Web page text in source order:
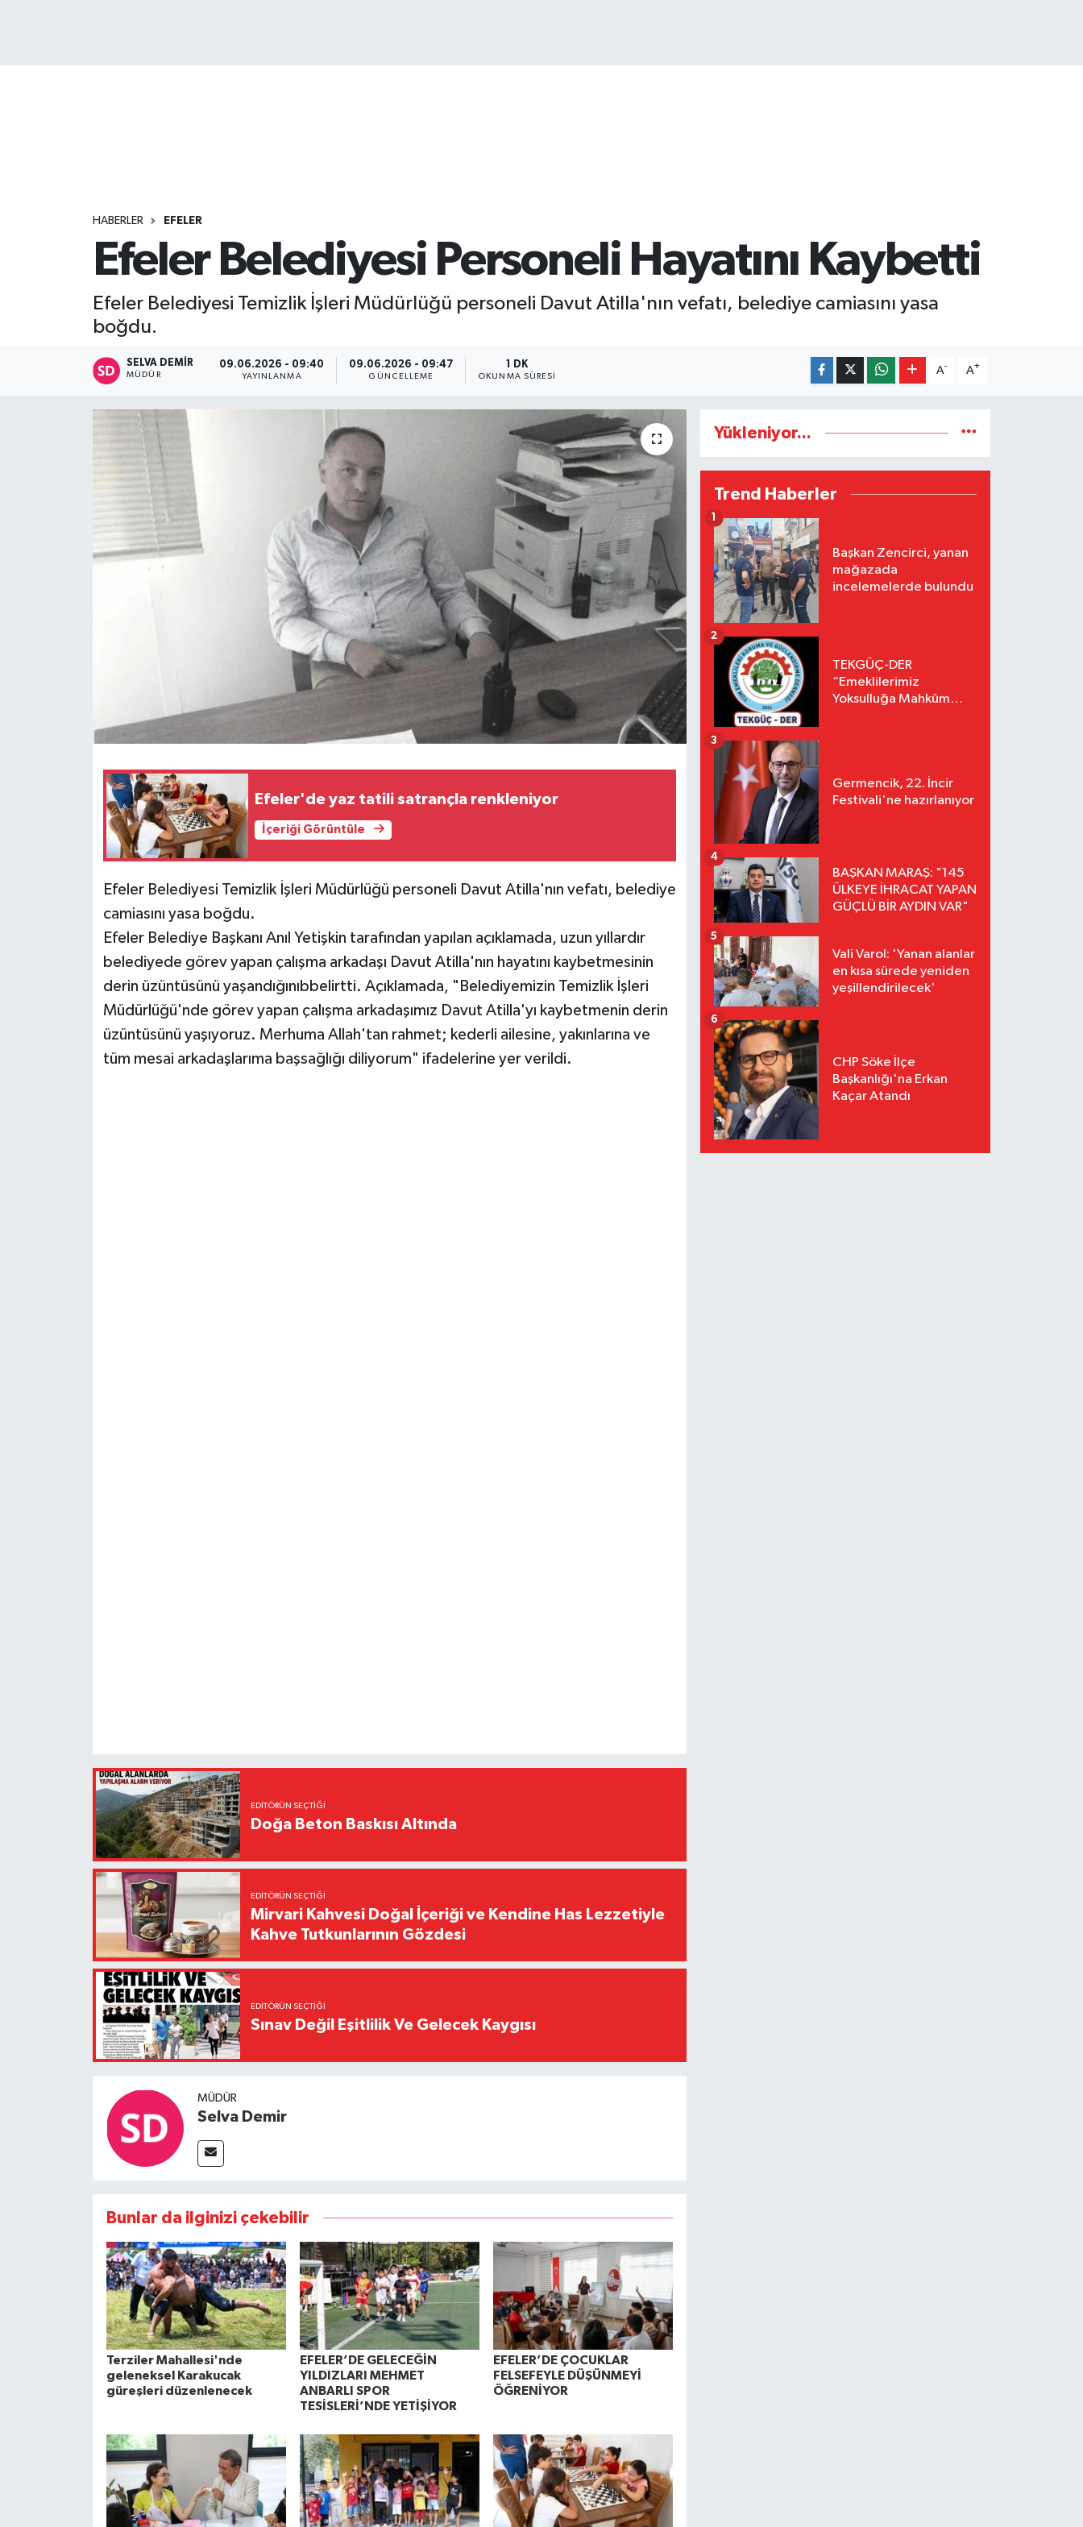
HABERLER EFELER
Efeler Belediyesi Personeli Hayatını Kaybetti
Efeler Belediyesi Temizlik İşleri Müdürlüğü personeli Davut Atilla'nın vefatı, belediye camiasını yasa
boğdu.
SELVA DEMIR
MÜDÜR
09.06.2026 - 09:40
YAYINLANMA
09.06.2026 - 09:47
GÜNCELLEME
1 DK
OKUNMA SÜRESI
A- A+
Efeler'de yaz tatili satrançla renkleniyor
İçeriği Görüntüle
Efeler Belediyesi Temizlik İşleri Müdürlüğü personeli Davut Atilla'nın vefatı, belediye
camiasını yasa boğdu.
Efeler Belediye Başkanı Anıl Yetişkin tarafından yapılan açıklamada, uzun yıllardır
belediyede görev yapan çalışma arkadaşı Davut Atilla'nın hayatını kaybetmesinin
derin üzüntüsünü yaşandığınıbbelirtti. Açıklamada, "Belediyemizin Temizlik İşleri
Müdürlüğü'nde görev yapan çalışma arkadaşımız Davut Atilla'yı kaybetmenin derin
üzüntüsünü yaşıyoruz. Merhuma Allah'tan rahmet; kederli ailesine, yakınlarına ve
tüm mesai arkadaşlarıma başsağlığı diliyorum" ifadelerine yer verildi.
EDITÖRÜN SEÇTIĞI
Doğa Beton Baskısı Altında
EDITÖRÜN SEÇTIĞI
Mirvari Kahvesi Doğal İçeriği ve Kendine Has Lezzetiyle
Kahve Tutkunlarının Gözdesi
EDITÖRÜN SEÇTIĞI
Sınav Değil Eşitlilik Ve Gelecek Kaygısı
MÜDÜR
Selva Demir
Bunlar da ilginizi çekebilir
Terziler Mahallesi'nde
geleneksel Karakucak
güreşleri düzenlenecek
EFELER’DE GELECEĞİN
YILDIZLARI MEHMET
ANBARLI SPOR
TESİSLERİ’NDE YETİŞİYOR
EFELER’DE ÇOCUKLAR
FELSEFEYLE DÜŞÜNMEYİ
ÖĞRENİYOR
Yükleniyor...
Trend Haberler
Başkan Zencirci, yanan
mağazada
incelemelerde bulundu
1
TEKGÜÇ-DER
“Emeklilerimiz
Yoksulluğa Mahkûm
2
Germencik, 22. İncir
Festivali'ne hazırlanıyor
3
BAŞKAN MARAŞ: "145
ÜLKEYE İHRACAT YAPAN
GÜÇLÜ BİR AYDIN VAR"
4
Vali Varol: 'Yanan alanlar
en kısa sürede yeniden
yeşillendirilecek'
5
CHP Söke İlçe
Başkanlığı'na Erkan
Kaçar Atandı
6